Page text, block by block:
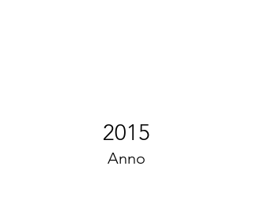
2015
Anno